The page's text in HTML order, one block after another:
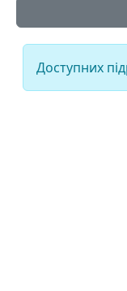
Доступних